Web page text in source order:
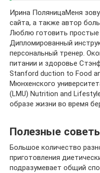
Ирина ПоляницаМеня
сайта, а также автор
Люблю готовить простые
Дипломированный
персональный тренер.
питании и здоровье
Stanford duction to Food
Мюнхенского
(LMU) Nutrition and
образе жизни во время
Полезные
Большое количество
приготовления
подразумевает общий